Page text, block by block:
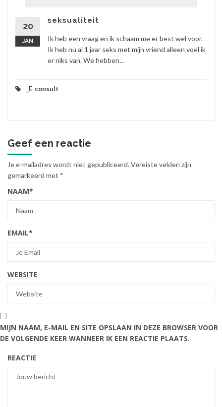
20
JAN
seksualiteit
Ik heb een vraag en ik schaam me er best wel voor.
Ik heb nu al 1 jaar seks met mijn vriend alleen voel ik
er niks van. We hebben...
_E-consult
Geef een reactie
Je e-mailadres wordt niet gepubliceerd.Vereiste velden zijn
gemarkeerd met *
NAAM*
EMAIL*
WEBSITE
MIJN NAAM, E-MAIL EN SITE OPSLAAN IN DEZE BROWSER VOOR
DE VOLGENDE KEER WANNEER IK EEN REACTIE PLAATS.
REACTIE